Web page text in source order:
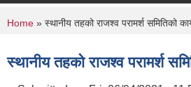
You are here
Home » स्थानीय तहको राजश्व परामर्श समितिको
स्थानीय तहको राजश्व परामर्श